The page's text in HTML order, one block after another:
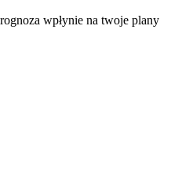
wpłynie na twoje plany